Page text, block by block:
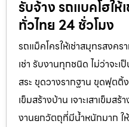
รับจ้าง รถแบคโฮให้
ทั่วไทย 24 ชั่วโมง
รถแม็คโครให้เช่าสมุทรสงคร
เช่า รับงานทุกชนิด ไม่ว่าจะ
สระ ขุดวางรากฐาน ขุดฟุตติ้ง ง
เข็มสร้างบ้าน เจาะเสาเข็มสร้
งานยกวัตถุที่มีน้ำหนักมาก